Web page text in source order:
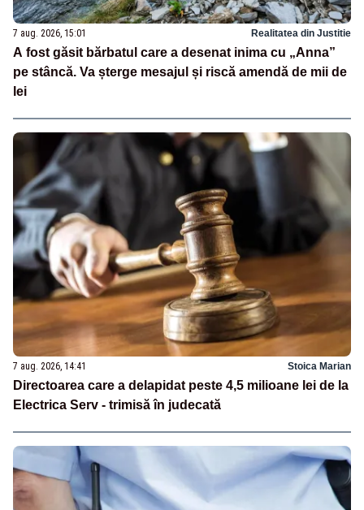
7 aug. 2026, 15:01 Realitatea din Justitie
A fost găsit bărbatul care a desenat inima cu „Anna”
pe stâncă. Va șterge mesajul și riscă amendă de mii de
lei
7 aug. 2026, 14:41 Stoica Marian
Directoarea care a delapidat peste 4,5 milioane lei de la
Electrica Serv - trimisă în judecată